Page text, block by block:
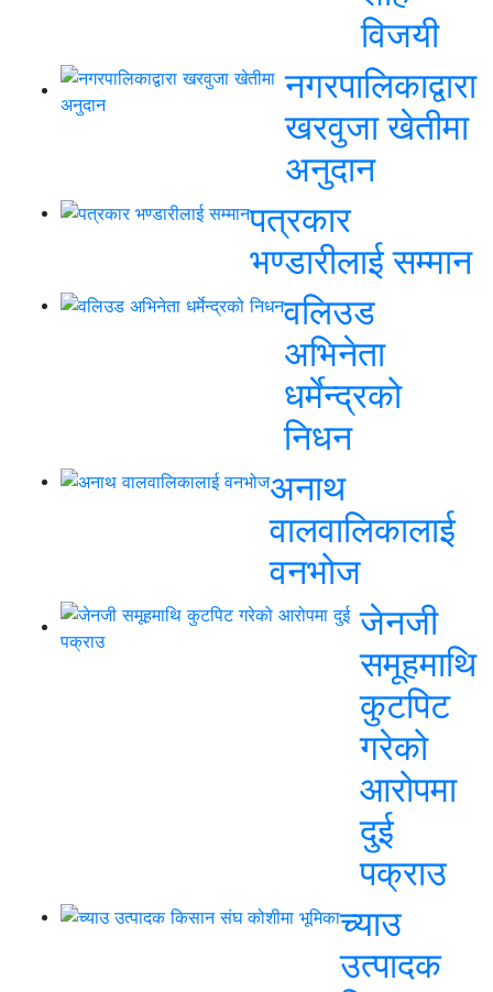
विजयी
नगरपालिकाद्वारा
खरवुजा खेतीमा
अनुदान
पत्रकार
भण्डारीलाई सम्मान
वलिउड
अभिनेता
धर्मेन्द्रको
निधन
अनाथ
वालवालिकालाई
वनभोज
जेनजी
समूहमाथि
कुटपिट
गरेको
आरोपमा
दुई
पक्राउ
च्याउ
उत्पादक